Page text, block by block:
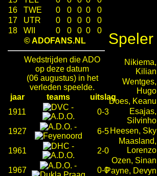
16
TWE 0 0 0 0
0
17
UTR 0 0 0 0
0
18
WII 0 0 0 0
0
© ADOFANS.NL
Wedstrijden die ADO
op deze datum
(06 augustus) in het
verleden speelde.
jaar
teams
uitslag
1911
-
0-3
1927
-
6-5
1961
-
2-0
1967
-
0-0
Speler
Nikiema,
Kilian
Wentges,
Hugo
Does, Keanu
Esajas,
Silvinho
Heesen, Sky
Maasland,
Lorenzo
Ozen, Sinan
Payne, Devyn